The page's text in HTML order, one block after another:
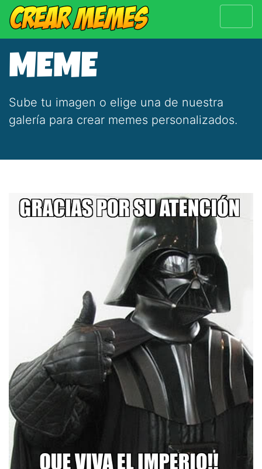
MEME
Sube tu imagen o elige una de nuestra
galería para crear memes personalizados.